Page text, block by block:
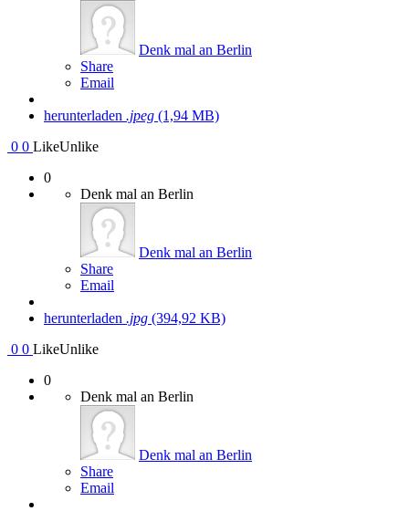
Denk mal an Berlin
Share
Email
herunterladen .jpeg (1,94 MB)
0 0 LikeUnlike
0
Denk mal an Berlin
Denk mal an Berlin
Share
Email
herunterladen .jpg (394,92 KB)
0 0 LikeUnlike
0
Denk mal an Berlin
Denk mal an Berlin
Share
Email